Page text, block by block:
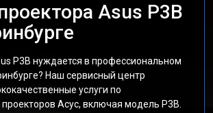
Asus P3B
P3B нуждается в профессиональном
Наш сервисный центр
услуги по
Асус, включая модель P3B.